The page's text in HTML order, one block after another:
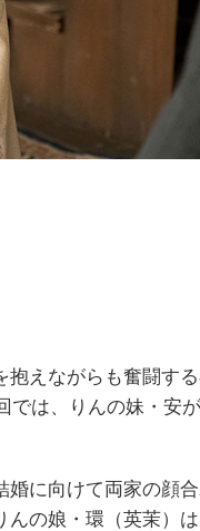
えながらも奮闘す
は、りんの妹・安
に向けて両家の顔合
の娘・環（英茉）は